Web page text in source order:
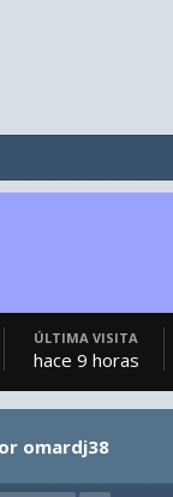
ÚLTIMA VISITA
hace 9 horas
omardj38